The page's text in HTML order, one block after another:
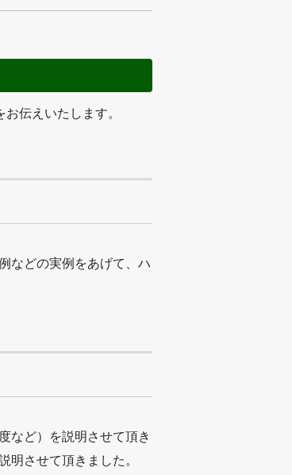
伝えいたします。
などの実例をあげて、ハ
など）を説明させて頂き
明させて頂きました。